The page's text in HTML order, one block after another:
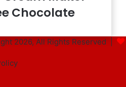
Chocolate
2026, All Rights Reserved |